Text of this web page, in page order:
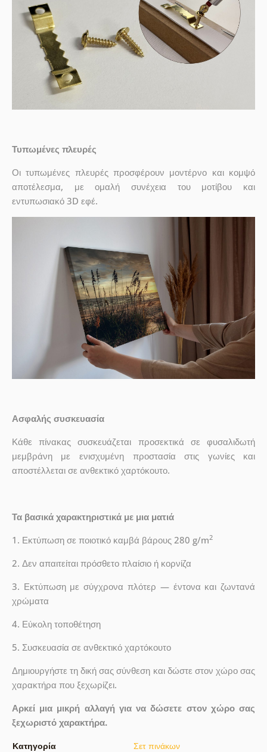
Τυπωμένες πλευρές
Οι τυπωμένες πλευρές προσφέρουν μοντέρνο και κομψό
αποτέλεσμα, με ομαλή συνέχεια του μοτίβου και
εντυπωσιακό 3D εφέ.
Ασφαλής συσκευασία
Κάθε πίνακας συσκευάζεται προσεκτικά σε φυσαλιδωτή
μεμβράνη με ενισχυμένη προστασία στις γωνίες και
αποστέλλεται σε ανθεκτικό χαρτόκουτο.
Τα βασικά χαρακτηριστικά με μια ματιά
1. Εκτύπωση σε ποιοτικό καμβά βάρους 280 g/m2
2. Δεν απαιτείται πρόσθετο πλαίσιο ή κορνίζα
3. Εκτύπωση με σύγχρονα πλότερ — έντονα και ζωντανά
χρώματα
4. Εύκολη τοποθέτηση
5. Συσκευασία σε ανθεκτικό χαρτόκουτο
Δημιουργήστε τη δική σας σύνθεση και δώστε στον χώρο σας
χαρακτήρα που ξεχωρίζει.
Αρκεί μια μικρή αλλαγή για να δώσετε στον χώρο σας
ξεχωριστό χαρακτήρα.
Κατηγορία
Σετ πινάκων